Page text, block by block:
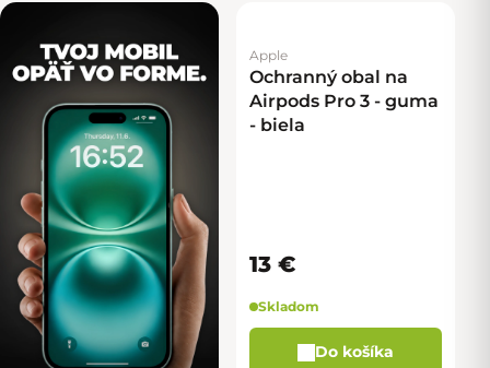
Apple
Ochranný obal na
Airpods Pro 3 - guma
- biela
13 €
Skladom
Do košíka